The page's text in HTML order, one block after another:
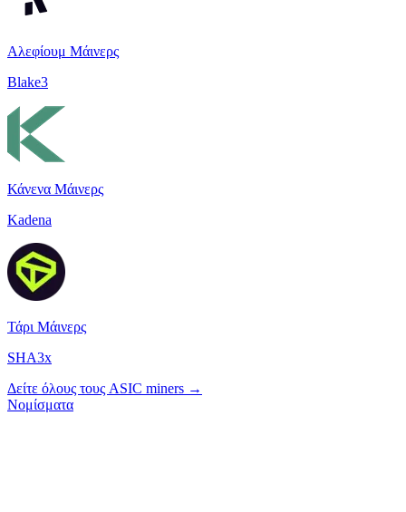
Αλεφίουμ Μάινερς
Blake3
Κάνενα Μάινερς
Kadena
Τάρι Μάινερς
SHA3x
Δείτε όλους τους ASIC miners →
Νομίσματα